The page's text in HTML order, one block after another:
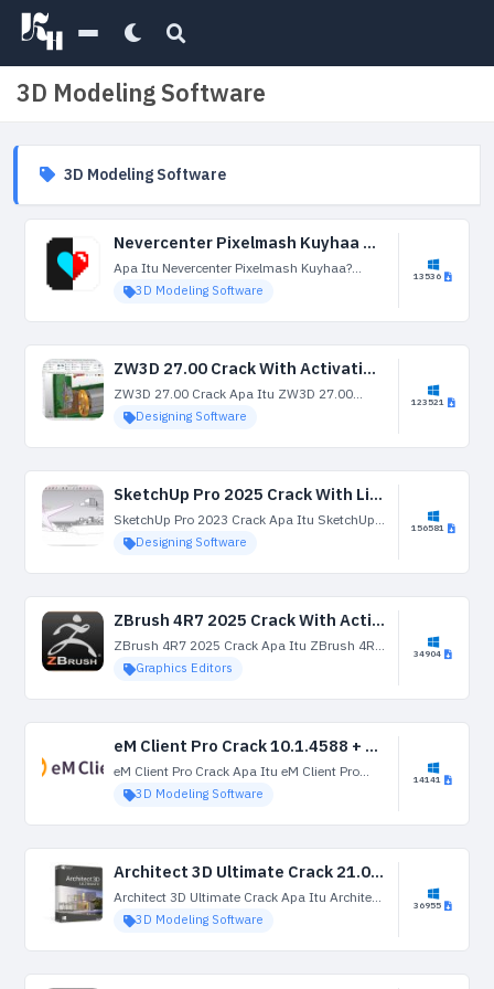
3D Modeling Software
3D Modeling Software
Nevercenter Pixelmash Kuyhaa 2025.1 Terbaru Versi Unduh
Apa Itu Nevercenter Pixelmash Kuyhaa?
Nevercenter Pixelmash Kuyhaa adalah jenis
baru seni piksel dan mesin animasi yang
merampingkan pemrosesan banyak bagian
3D Modeling Software
13536
ZW3D 27.00 Crack With Activation Code 2025 Terbaru
ZW3D 27.00 Crack Apa Itu ZW3D 27.00
Crack? ZW3D 27.00 Crack adalah software
lengkap untuk mendesain diagram, gambar
teknik, denah arsitektur, dan model lainnya
Designing Software
123521
SketchUp Pro 2025 Crack With License Key Terbaru
SketchUp Pro 2023 Crack Apa Itu SketchUp
Pro 23.1.340 Crack? SketchUp Pro 23.1.340
Crack adalah aplikasi bangunan 3-D yang
kuat yang dibuat untuk berbagai macam
Designing Software
156581
ZBrush 4R7 2025 Crack With Activation Key Terbaru
ZBrush 4R7 2025 Crack Apa Itu ZBrush 4R7
2025 Crack? ZBrush 4R7 2025 Crack adalah
perangkat lunak profesional untuk
pemodelan 3D / 2.5D dan animasi 3D.
Graphics Editors
34904
eM Client Pro Crack 10.1.4588 + Keygen Terbaru Gratis
eM Client Pro Crack Apa Itu eM Client Pro
Crack? eM Client Pro Crack memiliki
antarmuka pengguna yang kuat namun
efisien yang meningkatkan produktivitas
3D Modeling Software
14141
Architect 3D Ultimate Crack 21.0.0.102 With Terbaru
Architect 3D Ultimate Crack Apa Itu Architect
3D Ultimate Crack? Architect 3D Ultimate
Crack CAD / CAM gambar di mana Arsitektur
dapat menggambar semua jenis Pemodelan
3D Modeling Software
36955